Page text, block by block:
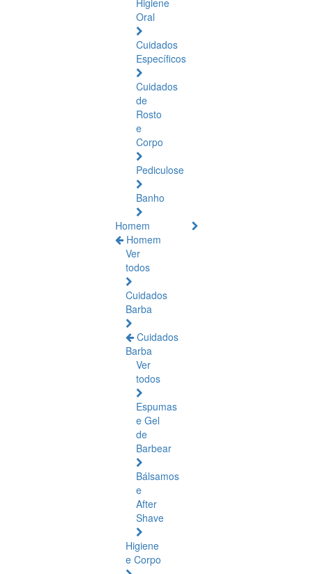
Higiene
Oral
Cuidados
Específicos
Cuidados
de
Rosto
e
Corpo
Pediculose
Banho
Homem
Homem
Ver
todos
Cuidados
Barba
Cuidados
Barba
Ver
todos
Espumas
e Gel
de
Barbear
Bálsamos
e
After
Shave
Higiene
e Corpo